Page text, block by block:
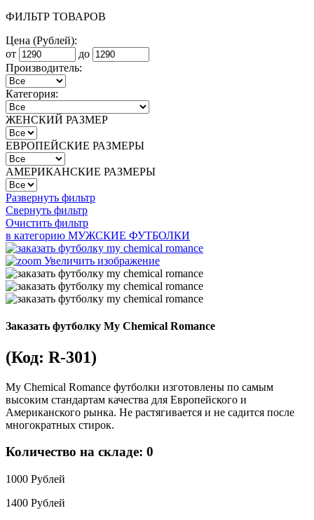
ФИЛЬТР ТОВАРОВ
Цена (Рублей):
от
до
Производитель:
Категория:
ЖЕНСКИЙ РАЗМЕР
ЕВРОПЕЙСКИЕ РАЗМЕРЫ
АМЕРИКАНСКИЕ РАЗМЕРЫ
Развернуть фильтр
Свернуть фильтр
Очистить фильтр
в категорию МУЖСКИЕ ФУТБОЛКИ
Увеличить изображение
Заказать футболку My Chemical Romance
(Код: R-301)
My Chemical Romance футболки изготовлены по самым
высоким стандартам качества для Европейского и
Американского рынка. Не растягивается и не садится после
многократных стирок.
Количество на складе: 0
1000 Рублей
1400 Рублей